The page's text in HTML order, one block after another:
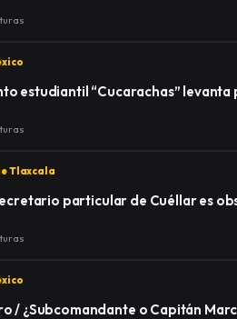
estudiantil “Cucarachas”
Tlaxcala
particular de Cuéllar es
/ ¿Subcomandante o Capitán